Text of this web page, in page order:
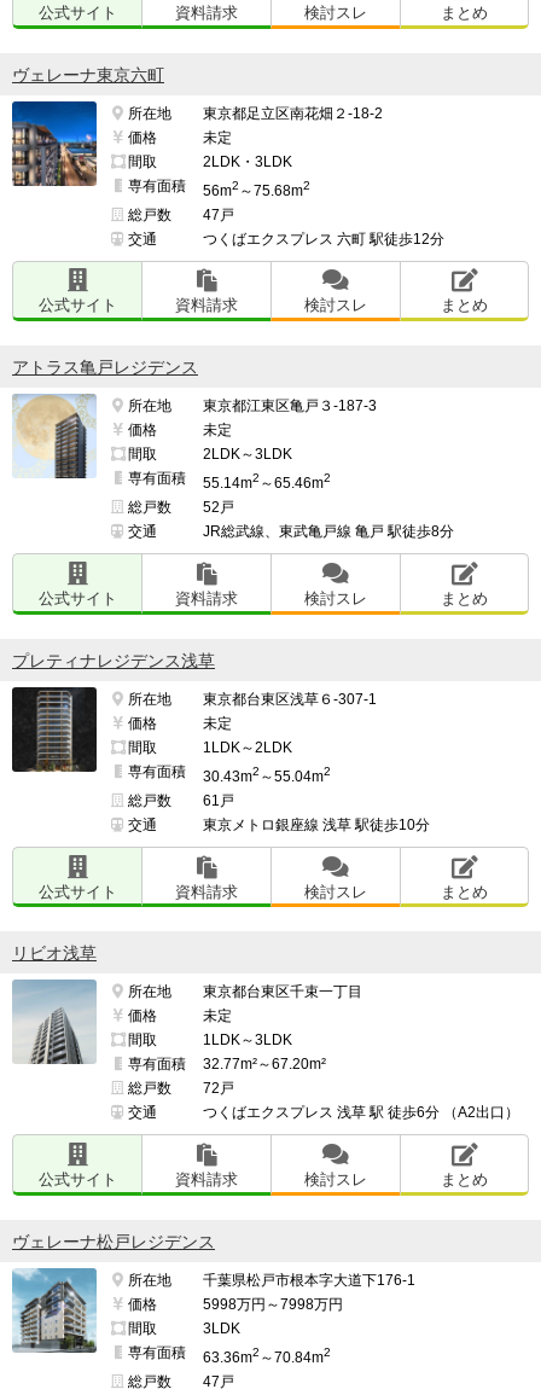
お花茶屋駅周辺は「葛飾区平均より犯罪発生率が低い」
とされ、ファミリー層や女性の一人暮らしにも安心感が
ある反面、住宅街の細道は街灯が少なく夜間は暗い点が
懸念点です
━━━━━━━━━━━━━━━━━━━
管理面で良い点、気になる点
━━━━━━━━━━━━━━━━━━━
れているため、管理体制が整っており安心して暮らすこ
とができます。
管理費が比較的高いと感じられる点が特徴です。
日常の維持管理に充実したサービスが含まれている可能
性がありますが、費用面では負担が大きいと考えられま
━━━━━━━━━━━━━━━━━━━
このマンションの最も良い点
━━━━━━━━━━━━━━━━━━━
予算の範囲内で高層マンションを購入できる点が魅力で
さらに高層階ならではの広い視野を確保でき、開放感の
━━━━━━━━━━━━━━━━━━━
このマンションの最も気になる点
━━━━━━━━━━━━━━━━━━━
物価高騰の中、今後の管理費用・修繕費用の変化
━━━━━━━━━━━━━━━━━━━
━━━━━━━━━━━━━━━━━━━
なし
━━━━━━━━━━━━━━━━━━━
公式サイト 資料請求 検討スレ まとめ
ヴェレーナ東京六町
所在地
東京都足立区南花畑２-18-2
価格
未定
間取
2LDK・3LDK
専有面積
56m2 ～75.68m2
総戸数
47戸
交通
つくばエクスプレス 六町 駅徒歩12分
公式サイト 資料請求 検討スレ まとめ
アトラス亀戸レジデンス
所在地
東京都江東区亀戸３-187-3
価格
未定
間取
2LDK～3LDK
専有面積
55.14m2 ～65.46m2
総戸数
52戸
交通
JR総武線、東武亀戸線 亀戸 駅徒歩8分
公式サイト 資料請求 検討スレ まとめ
プレティナレジデンス浅草
所在地
東京都台東区浅草６-307-1
価格
未定
間取
1LDK～2LDK
専有面積
30.43m2 ～55.04m2
総戸数
61戸
交通
東京メトロ銀座線 浅草 駅徒歩10分
公式サイト 資料請求 検討スレ まとめ
リビオ浅草
所在地
東京都台東区千束一丁目
価格
未定
間取
1LDK～3LDK
専有面積
32.77m²～67.20m²
総戸数
72戸
交通
つくばエクスプレス 浅草 駅 徒歩6分 （A2出口）
公式サイト 資料請求 検討スレ まとめ
ヴェレーナ松戸レジデンス
所在地
千葉県松戸市根本字大道下176-1
価格
5998万円～7998万円
間取
3LDK
専有面積
63.36m2 ～70.84m2
総戸数
47戸